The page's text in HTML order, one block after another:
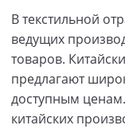
В текстильной
ведущих
товаров.
предлагают
доступным
китайских